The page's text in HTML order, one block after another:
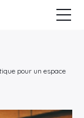
pour un espace